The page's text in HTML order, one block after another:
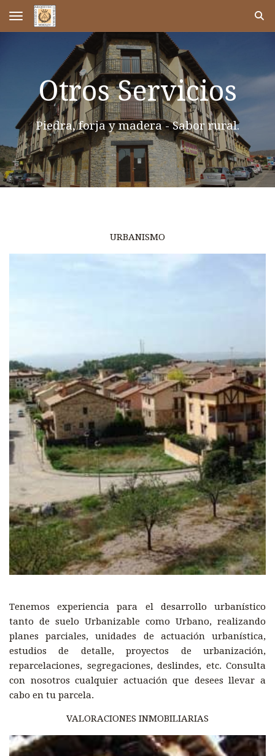
Toggle navigation
Otros Servicios
Piedra, forja y madera - Sabor rural.
URBANISMO
Tenemos experiencia para el desarrollo urbanístico
tanto de suelo Urbanizable como Urbano, realizando
planes parciales, unidades de actuación urbanística,
estudios de detalle, proyectos de urbanización,
reparcelaciones, segregaciones, deslindes, etc. Consulta
con nosotros cualquier actuación que desees llevar a
cabo en tu parcela.
VALORACIONES INMOBILIARIAS